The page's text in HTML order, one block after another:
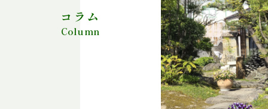
コラム
Column